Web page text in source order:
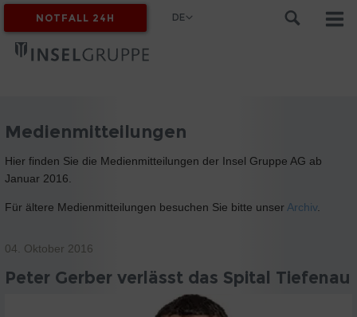
MYINSEL
NOTFALL 24H DE
Medienmitteilungen
Hier finden Sie die Medienmitteilungen der Insel Gruppe AG ab
Januar 2016.
Für ältere Medienmitteilungen besuchen Sie bitte unser Archiv.
04. Oktober 2016
Peter Gerber verlässt das Spital Tiefenau